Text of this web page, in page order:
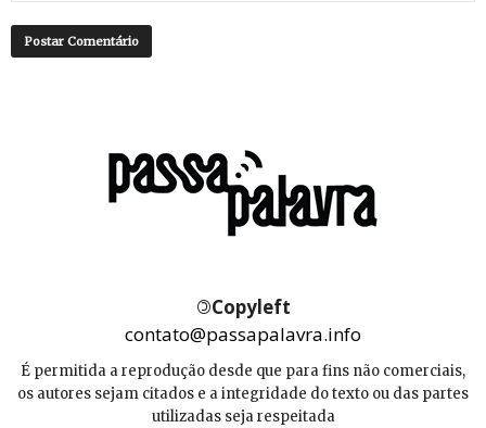
©Copyleft
contato@passapalavra.info
É permitida a reprodução desde que para fins não comerciais,
os autores sejam citados e a integridade do texto ou das partes
utilizadas seja respeitada